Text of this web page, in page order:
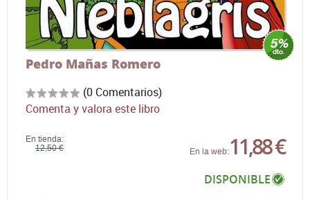
Pedro Mañas Romero
(0 Comentarios)
Comenta y valora este libro
En tienda:
12,50 €
En la web:11,88 €
DISPONIBLE